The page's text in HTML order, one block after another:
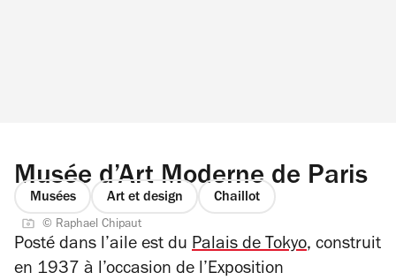
Musée d’Art Moderne de Paris
Musées Art et design Chaillot
© Raphael Chipaut
Posté dans l’aile est du Palais de Tokyo, construit
en 1937 à l’occasion de l’Exposition